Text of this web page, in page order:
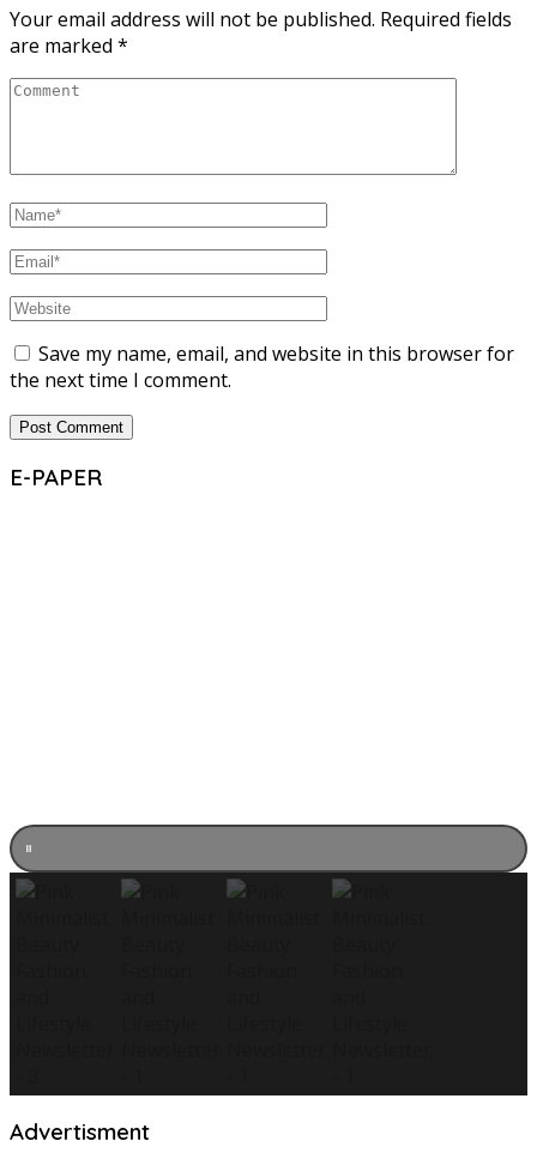
Your email address will not be published. Required fields
are marked *
Save my name, email, and website in this browser for
the next time I comment.
E-PAPER
Advertisment